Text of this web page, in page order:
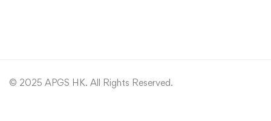
© 2025 APGS HK. All Rights Reserved.